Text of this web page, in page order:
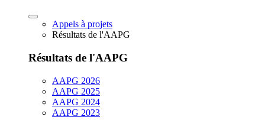
Appels à projets
Résultats de l'AAPG
Résultats de l'AAPG
AAPG 2026
AAPG 2025
AAPG 2024
AAPG 2023